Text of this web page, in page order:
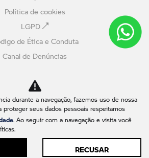
Política de cookies
LGPD
de Ética e Conduta
Canal de Denúncias
Comparativo
enxergar o outro salva vidas.
pela DEALERSPACE ® Direitos Reservados.
durante a navegação, fazemos uso de nossa
proteger seus dados pessoais respeitamos
. Ao seguir com a navegação e visita você
RECUSAR